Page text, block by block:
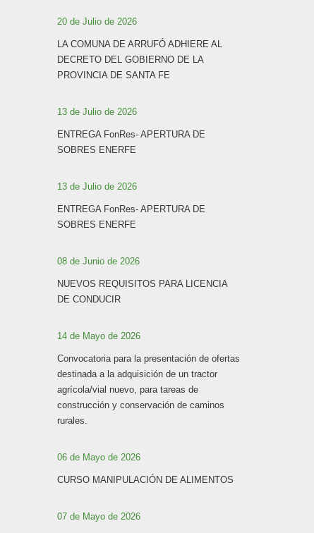
20 de Julio de 2026
LA COMUNA DE ARRUFÓ ADHIERE AL
DECRETO DEL GOBIERNO DE LA
PROVINCIA DE SANTA FE
13 de Julio de 2026
ENTREGA FonRes- APERTURA DE
SOBRES ENERFE
13 de Julio de 2026
ENTREGA FonRes- APERTURA DE
SOBRES ENERFE
08 de Junio de 2026
NUEVOS REQUISITOS PARA LICENCIA
DE CONDUCIR
14 de Mayo de 2026
Convocatoria para la presentación de ofertas
destinada a la adquisición de un tractor
agrícola/vial nuevo, para tareas de
construcción y conservación de caminos
rurales.
06 de Mayo de 2026
CURSO MANIPULACIÓN DE ALIMENTOS
07 de Mayo de 2026